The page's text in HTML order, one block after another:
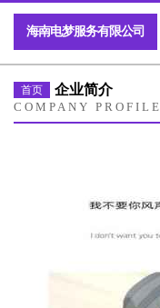
海南电梦服务有限公司
首页 企业简介
COMPANY PROFILE